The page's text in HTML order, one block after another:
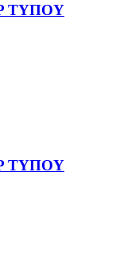
ΤΥΠΟΥ
ΤΥΠΟΥ